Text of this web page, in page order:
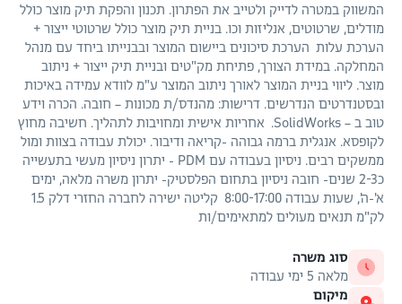
המשווק במטרה לדייק ולטייב את הפתרון. תכנון והפקת תיק מוצר כולל
מודלים, שרטוטים, אנליזות וכו. בניית תיק מוצר כולל שרטוטי ייצור +
הערכת עלות הערכת סיכונים ביישום המוצר ובבנייתו ביחד עם מנהל
המחלקה. במידת הצורך, פתיחת מק"טים ובניית תיק ייצור + ניתוב
מוצר. ליווי בניית המוצר לאורך ניתוב המוצר ע"מ לוודא עמידה באיכות
ובסטנדרטים הנדרשים. דרישות: מהנדס/ת מכונות – חובה. הכרה וידע
טוב ב – SolidWorks. אחריות אישית ומחויבות לתהליך. חשיבה מחוץ
לקופסא. אנגלית ברמה גבוהה -קריאה ודיבור. יכולת עבודה בצוות ומול
ממשקים רבים. ניסיון בעבודה עם PDM - יתרון ניסיון מעשי בתעשייה
כ2-3 שנים- חובה ניסיון בתחום הפלסטיק- יתרון משרה מלאה, ימים
א'-ה', שעות עבודה 8:00-17:00 קליטה ישירה לחברה החזרי דלק 1.5
לק"מ תנאים מעולים למתאימים/ות
סוג משרה
מלאה 5 ימי עבודה
מיקום